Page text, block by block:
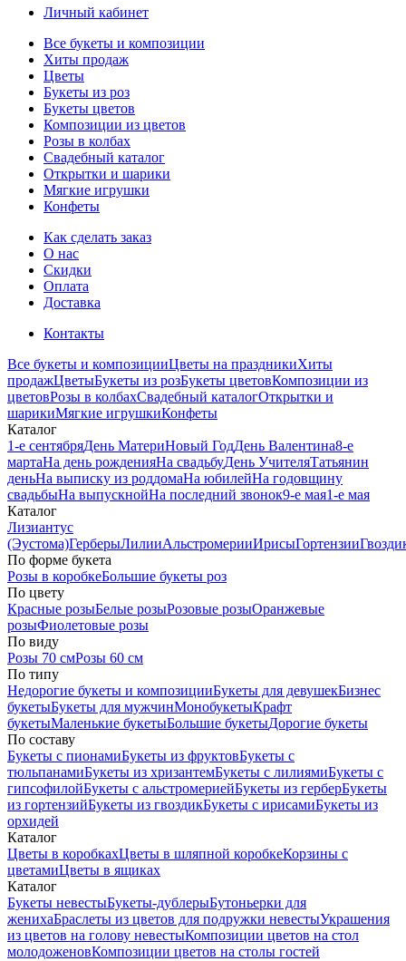
Личный кабинет
Все букеты и композиции
Хиты продаж
Цветы
Букеты из роз
Букеты цветов
Композиции из цветов
Розы в колбах
Свадебный каталог
Открытки и шарики
Мягкие игрушки
Конфеты
Как сделать заказ
О нас
Скидки
Оплата
Доставка
Контакты
Все букеты и композицииЦветы на праздникиХиты
продажЦветыБукеты из розБукеты цветовКомпозиции из
цветовРозы в колбахСвадебный каталогОткрытки и
шарикиМягкие игрушкиКонфеты
Каталог
1-е сентябряДень МатериНовый ГодДень Валентина8-е
мартаНа день рожденияНа свадьбуДень УчителяТатьянин
деньНа выписку из роддомаНа юбилейНа годовщину
свадьбыНа выпускнойНа последний звонок9-е мая1-е мая
Каталог
Лизиантус
(Эустома)ГерберыЛилииАльстромерииИрисыГортензии
По форме букета
Розы в коробкеБольшие букеты роз
По цвету
Красные розыБелые розыРозовые розыОранжевые
розыФиолетовые розы
По виду
Розы 70 смРозы 60 см
По типу
Недорогие букеты и композицииБукеты для девушекБизнес
букетыБукеты для мужчинМонобукетыКрафт
букетыМаленькие букетыБольшие букетыДорогие букеты
По составу
Букеты с пионамиБукеты из фруктовБукеты с
тюльпанамиБукеты из хризантемБукеты с лилиямиБукеты с
гипсофилойБукеты с альстромериейБукеты из герберБукеты
из гортензийБукеты из гвоздикБукеты с ирисамиБукеты из
орхидей
Каталог
Цветы в коробкахЦветы в шляпной коробкеКорзины с
цветамиЦветы в ящиках
Каталог
Букеты невестыБукеты-дублерыБутоньерки для
женихаБраслеты из цветов для подружки невестыУкрашения
из цветов на голову невестыКомпозиции цветов на стол
молодоженовКомпозиции цветов на столы гостей